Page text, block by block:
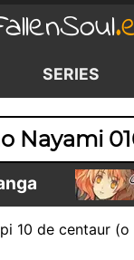
SERIES
Nayami
10 de centaur (o